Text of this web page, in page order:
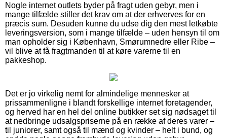
Nogle internet outlets byder på fragt uden gebyr, men i
mange tilfælde stiller det krav om at der erhverves for en
præcis sum. Desuden kunne du udse dig den mest letkøbte
leveringsversion, som i mange tilfælde – uden hensyn til om
man opholder sig i København, Smørumnedre eller Ribe –
vil blive at få fragtmanden til at køre varerne til en
pakkeshop.
Det er jo virkelig nemt for almindelige mennesker at
prissammenligne i blandt forskellige internet foretagender,
og herved har en hel del online butikker set sig nødsaget til
at nedbringe udsalgspriserne på en række af deres varer –
til juniorer, samt også til mænd og kvinder – helt i bund, og